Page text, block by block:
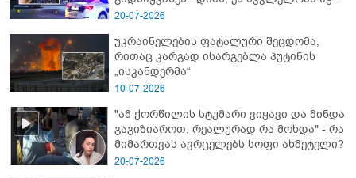
- გორში დატრიალებული ტრაგედიის
20-07-2026
უკრაინელების ფატალური შეცდომა,
რითაც კარგად ისარგებლა პუტინის
„ისკანდერმა“
10-07-2026
"ამ ქორწილის სტუმარი ვიყავი და მინდა
გაგიზიაროთ, რეალურად რა მოხდა" - რა
მიმართვას ავრცელებს სოფი ახმეტელი?
20-07-2026